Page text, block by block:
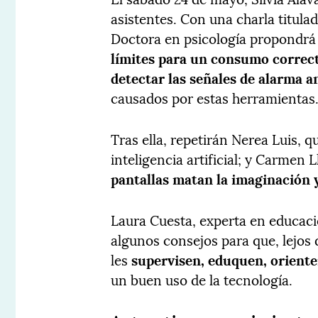
asistentes. Con una charla
Doctora en psicología
límites para un consumo
detectar las señales de alarma
causados por estas
Tras ella, repetirán Nerea Luis,
inteligencia artificial; y Carmen
pantallas matan la imaginación
Laura Cuesta, experta en
algunos consejos para que,
lessupervisen, eduquen,
un buen uso de la tecnología.